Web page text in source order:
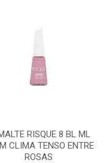
RISQUE 8 BL ML
CLIMA TENSO ENTRE
ROSAS